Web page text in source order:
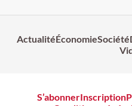
ActualitéÉconomieSociété
S’abonnerInscription